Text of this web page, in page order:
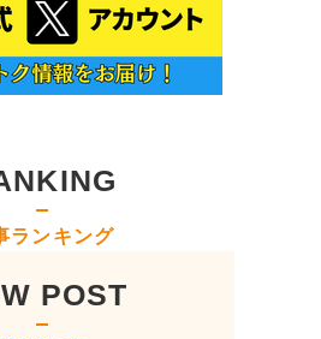
ランキング
POST